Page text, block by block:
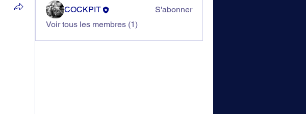
COCKPIT
S'abonner
Voir tous les membres (1)